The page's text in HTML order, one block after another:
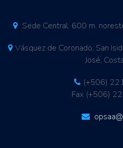
Sede Central. 600 m.
Vásquez de Coronado, San
José,
(+506)
Fax (+506)